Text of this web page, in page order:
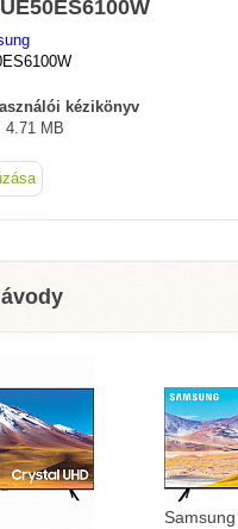
kézikönyv
4.71 MB